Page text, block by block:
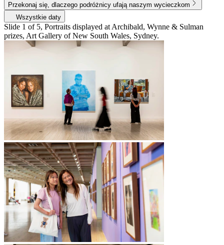
Przekonaj się, dlaczego podróżnicy ufają naszym wycieczkom
Wszystkie daty
Slide 1 of 5, Portraits displayed at Archibald, Wynne & Sulman
prizes, Art Gallery of New South Wales, Sydney.